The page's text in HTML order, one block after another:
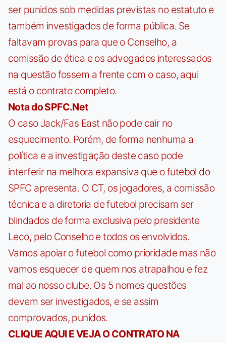
ser punidos sob medidas previstas no estatuto e
também investigados de forma pública. Se
faltavam provas para que o Conselho, a
comissão de ética e os advogados interessados
na questão fossem a frente com o caso, aqui
está o contrato completo.
Nota do SPFC.Net
O caso Jack/Fas East não pode cair no
esquecimento. Porém, de forma nenhuma a
política e a investigação deste caso pode
interferir na melhora expansiva que o futebol do
SPFC apresenta. O CT, os jogadores, a comissão
técnica e a diretoria de futebol precisam ser
blindados de forma exclusiva pelo presidente
Leco, pelo Conselho e todos os envolvidos.
Vamos apoiar o futebol como prioridade mas não
vamos esquecer de quem nos atrapalhou e fez
mal ao nosso clube. Os 5 nomes questões
devem ser investigados, e se assim
comprovados, punidos.
CLIQUE AQUI E VEJA O CONTRATO NA